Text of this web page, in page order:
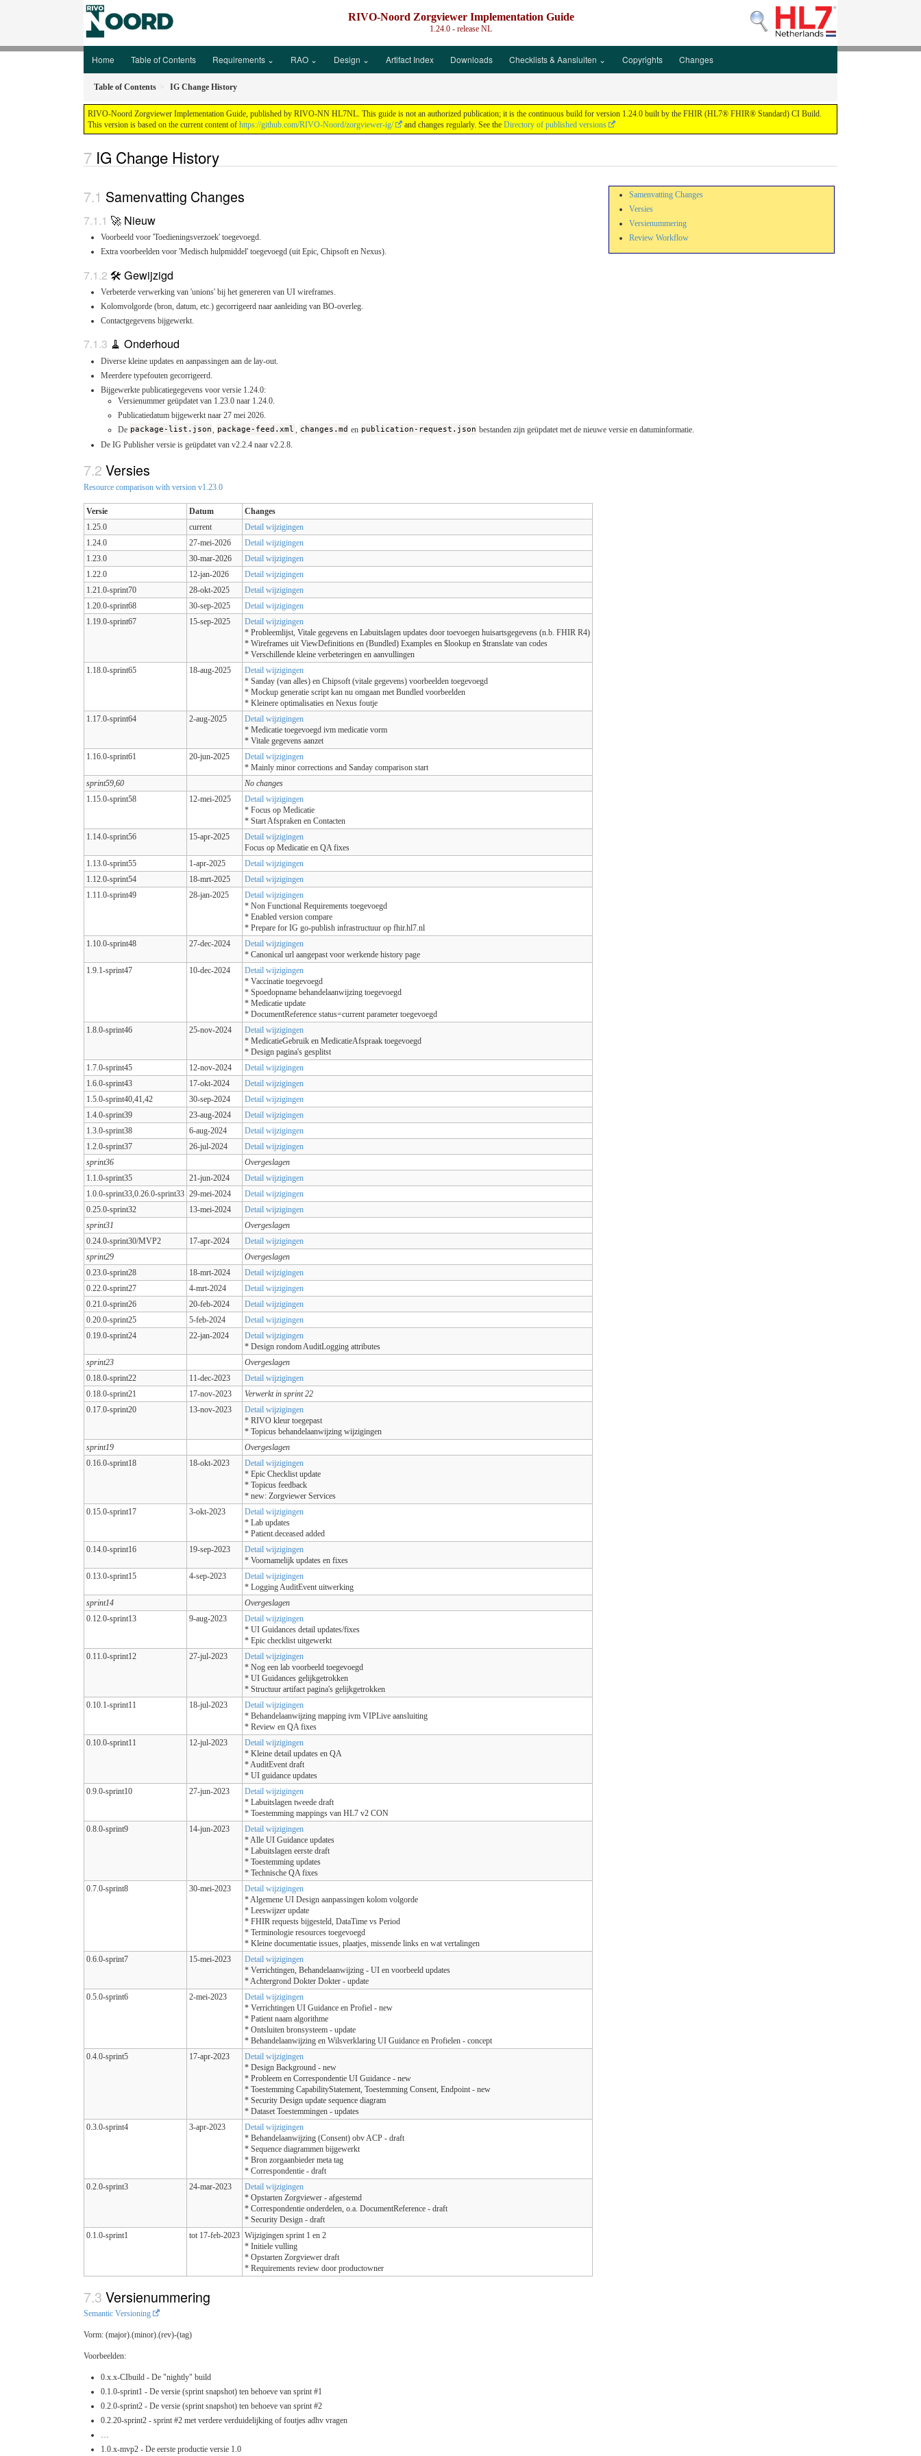
RIVO-Noord Zorgviewer Implementation Guide
1.24.0 - releaseNL
Home Table of Contents Requirements ⌄ RAO ⌄ Design ⌄ Artifact Index Downloads Checklists & Aansluiten ⌄ Copyrights Changes
Table of Contents IG Change History
RIVO-Noord Zorgviewer Implementation Guide, published by RIVO-NN HL7NL. This guide is not an authorized publication; it is the continuous build for version 1.24.0 built by the FHIR (HL7® FHIR® Standard) CI Build.
This version is based on the current content of https://github.com/RIVO-Noord/zorgviewer-ig/ and changes regularly. See the Directory of published versions
IG Change History
Samenvatting Changes
Versies
Versienummering
Review Workflow
Samenvatting Changes
🚀 Nieuw
Voorbeeld voor 'Toedieningsverzoek' toegevoegd.
Extra voorbeelden voor 'Medisch hulpmiddel' toegevoegd (uit Epic, Chipsoft en Nexus).
🛠️ Gewijzigd
Verbeterde verwerking van 'unions' bij het genereren van UI wireframes.
Kolomvolgorde (bron, datum, etc.) gecorrigeerd naar aanleiding van BO-overleg.
Contactgegevens bijgewerkt.
🧹 Onderhoud
Diverse kleine updates en aanpassingen aan de lay-out.
Meerdere typefouten gecorrigeerd.
Bijgewerkte publicatiegegevens voor versie 1.24.0:
Versienummer geüpdatet van 1.23.0 naar 1.24.0.
Publicatiedatum bijgewerkt naar 27 mei 2026.
De package-list.json package-feed.xml changes.md en publication-request.json bestanden zijn geüpdatet met de nieuwe versie en datuminformatie.
De IG Publisher versie is geüpdatet van v2.2.4 naar v2.2.8.
Versies
Resource comparison with version v1.23.0
Versie Datum
Changes
1.25.0
current
Detail wijzigingen
1.24.0
27-mei-2026
Detail wijzigingen
1.23.0
30-mar-2026
Detail wijzigingen
1.22.0
12-jan-2026
Detail wijzigingen
1.21.0-sprint70
28-okt-2025
Detail wijzigingen
1.20.0-sprint68
30-sep-2025
Detail wijzigingen
1.19.0-sprint67
15-sep-2025
Detail wijzigingen
* Probleemlijst, Vitale gegevens en Labuitslagen updates door toevoegen huisartsgegevens (n.b. FHIR R4)
* Wireframes uit ViewDefinitions en (Bundled) Examples en $lookup en $translate van codes
* Verschillende kleine verbeteringen en aanvullingen
1.18.0-sprint65
18-aug-2025
Detail wijzigingen
* Sanday (van alles) en Chipsoft (vitale gegevens) voorbeelden toegevoegd
* Mockup generatie script kan nu omgaan met Bundled voorbeelden
* Kleinere optimalisaties en Nexus foutje
1.17.0-sprint64
2-aug-2025
Detail wijzigingen
* Medicatie toegevoegd ivm medicatie vorm
* Vitale gegevens aanzet
1.16.0-sprint61
20-jun-2025
Detail wijzigingen
* Mainly minor corrections and Sanday comparison start
sprint59,60
No changes
1.15.0-sprint58
12-mei-2025
Detail wijzigingen
* Focus op Medicatie
* Start Afspraken en Contacten
1.14.0-sprint56
15-apr-2025
Detail wijzigingen
Focus op Medicatie en QA fixes
1.13.0-sprint55
1-apr-2025
Detail wijzigingen
1.12.0-sprint54
18-mrt-2025
Detail wijzigingen
1.11.0-sprint49
28-jan-2025
Detail wijzigingen
* Non Functional Requirements toegevoegd
* Enabled version compare
* Prepare for IG go-publish infrastructuur op fhir.hl7.nl
1.10.0-sprint48
27-dec-2024
Detail wijzigingen
* Canonical url aangepast voor werkende history page
1.9.1-sprint47
10-dec-2024
Detail wijzigingen
* Vaccinatie toegevoegd
* Spoedopname behandelaanwijzing toegevoegd
* Medicatie update
* DocumentReference status=current parameter toegevoegd
1.8.0-sprint46
25-nov-2024
Detail wijzigingen
* MedicatieGebruik en MedicatieAfspraak toegevoegd
* Design pagina's gesplitst
1.7.0-sprint45
12-nov-2024
Detail wijzigingen
1.6.0-sprint43
17-okt-2024
Detail wijzigingen
1.5.0-sprint40,41,42
30-sep-2024
Detail wijzigingen
1.4.0-sprint39
23-aug-2024
Detail wijzigingen
1.3.0-sprint38
6-aug-2024
Detail wijzigingen
1.2.0-sprint37
26-jul-2024
Detail wijzigingen
sprint36
Overgeslagen
1.1.0-sprint35
21-jun-2024
Detail wijzigingen
1.0.0-sprint33,0.26.0-sprint33 29-mei-2024
Detail wijzigingen
0.25.0-sprint32
13-mei-2024
Detail wijzigingen
sprint31
Overgeslagen
0.24.0-sprint30/MVP2
17-apr-2024
Detail wijzigingen
sprint29
Overgeslagen
0.23.0-sprint28
18-mrt-2024
Detail wijzigingen
0.22.0-sprint27
4-mrt-2024
Detail wijzigingen
0.21.0-sprint26
20-feb-2024
Detail wijzigingen
0.20.0-sprint25
5-feb-2024
Detail wijzigingen
0.19.0-sprint24
22-jan-2024
Detail wijzigingen
* Design rondom AuditLogging attributes
sprint23
Overgeslagen
0.18.0-sprint22
11-dec-2023
Detail wijzigingen
0.18.0-sprint21
17-nov-2023
Verwerkt in sprint 22
0.17.0-sprint20
13-nov-2023
Detail wijzigingen
* RIVO kleur toegepast
* Topicus behandelaanwijzing wijzigingen
sprint19
Overgeslagen
0.16.0-sprint18
18-okt-2023
Detail wijzigingen
* Epic Checklist update
* Topicus feedback
* new: Zorgviewer Services
0.15.0-sprint17
3-okt-2023
Detail wijzigingen
* Lab updates
* Patient.deceased added
0.14.0-sprint16
19-sep-2023
Detail wijzigingen
* Voornamelijk updates en fixes
0.13.0-sprint15
4-sep-2023
Detail wijzigingen
* Logging AuditEvent uitwerking
sprint14
Overgeslagen
0.12.0-sprint13
9-aug-2023
Detail wijzigingen
* UI Guidances detail updates/fixes
* Epic checklist uitgewerkt
0.11.0-sprint12
27-jul-2023
Detail wijzigingen
* Nog een lab voorbeeld toegevoegd
* UI Guidances gelijkgetrokken
* Structuur artifact pagina's gelijkgetrokken
0.10.1-sprint11
18-jul-2023
Detail wijzigingen
* Behandelaanwijzing mapping ivm VIPLive aansluiting
* Review en QA fixes
0.10.0-sprint11
12-jul-2023
Detail wijzigingen
* Kleine detail updates en QA
* AuditEvent draft
* UI guidance updates
0.9.0-sprint10
27-jun-2023
Detail wijzigingen
* Labuitslagen tweede draft
* Toestemming mappings van HL7 v2 CON
0.8.0-sprint9
14-jun-2023
Detail wijzigingen
* Alle UI Guidance updates
* Labuitslagen eerste draft
* Toestemming updates
* Technische QA fixes
0.7.0-sprint8
30-mei-2023
Detail wijzigingen
* Algemene UI Design aanpassingen kolom volgorde
* Leeswijzer update
* FHIR requests bijgesteld, DataTime vs Period
* Terminologie resources toegevoegd
* Kleine documentatie issues, plaatjes, missende links en wat vertalingen
0.6.0-sprint7
15-mei-2023
Detail wijzigingen
* Verrichtingen, Behandelaanwijzing - UI en voorbeeld updates
* Achtergrond Dokter Dokter - update
0.5.0-sprint6
2-mei-2023
Detail wijzigingen
* Verrichtingen UI Guidance en Profiel - new
* Patient naam algorithme
* Ontsluiten bronsysteem - update
* Behandelaanwijzing en Wilsverklaring UI Guidance en Profielen - concept
0.4.0-sprint5
17-apr-2023
Detail wijzigingen
* Design Background - new
* Probleem en Correspondentie UI Guidance - new
* Toestemming CapabilityStatement, Toestemming Consent, Endpoint - new
* Security Design update sequence diagram
* Dataset Toestemmingen - updates
0.3.0-sprint4
3-apr-2023
Detail wijzigingen
* Behandelaanwijzing (Consent) obv ACP - draft
* Sequence diagrammen bijgewerkt
* Bron zorgaanbieder meta tag
* Correspondentie - draft
0.2.0-sprint3
24-mar-2023
Detail wijzigingen
* Opstarten Zorgviewer - afgestemd
* Correspondentie onderdelen, o.a. DocumentReference - draft
* Security Design - draft
0.1.0-sprint1
tot 17-feb-2023 Wijzigingen sprint 1 en 2
* Initiele vulling
* Opstarten Zorgviewer draft
* Requirements review door productowner
Versienummering
Semantic Versioning
Vorm: (major).(minor).(rev)-(tag)
Voorbeelden:
0.x.x-CIbuild - De "nightly" build
0.1.0-sprint1 - De versie (sprint snapshot) ten behoeve van sprint #1
0.2.0-sprint2 - De versie (sprint snapshot) ten behoeve van sprint #2
0.2.20-sprint2 - sprint #2 met verdere verduidelijking of foutjes adhv vragen
…
1.0.x-mvp2 - De eerste productie versie 1.0